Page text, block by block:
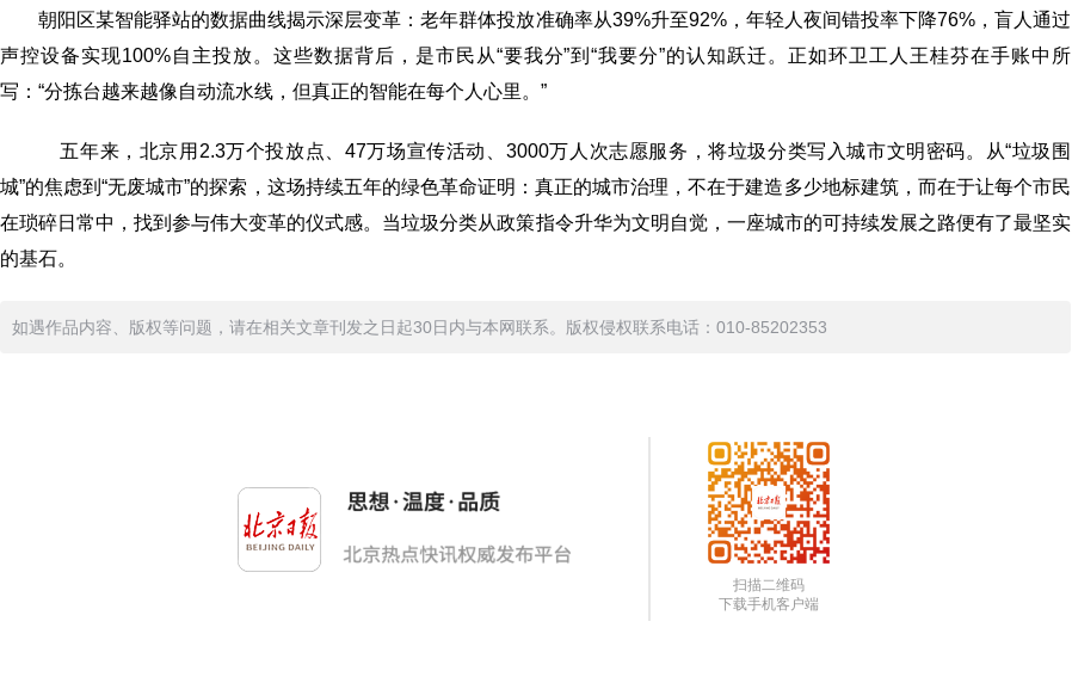
朝阳区某智能驿站的数据曲线揭示深层变革：老年群体投放准确率从39%升至92%，年轻人夜间错投率下降76%，盲人通过
声控设备实现100%自主投放。这些数据背后，是市民从“要我分”到“我要分”的认知跃迁。正如环卫工人王桂芬在手账中所
写：“分拣台越来越像自动流水线，但真正的智能在每个人心里。”​​
五年来，北京用2.3万个投放点、47万场宣传活动、3000万人次志愿服务，将垃圾分类写入城市文明密码。从“垃圾围
城”的焦虑到“无废城市”的探索，这场持续五年的绿色革命证明：真正的城市治理，不在于建造多少地标建筑，而在于让每个市民
在琐碎日常中，找到参与伟大变革的仪式感。当垃圾分类从政策指令升华为文明自觉，一座城市的可持续发展之路便有了最坚实
的基石。
如遇作品内容、版权等问题，请在相关文章刊发之日起30日内与本网联系。版权侵权联系电话：010-85202353
扫描二维码
下载手机客户端